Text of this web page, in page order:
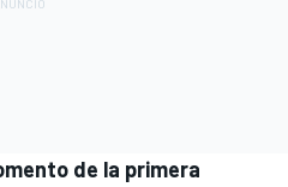
de la primera